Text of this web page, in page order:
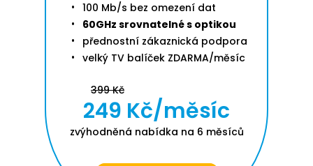
100 Mb/s bez omezení dat
60GHz srovnatelné s optikou
přednostní zákaznická podpora
velký TV balíček ZDARMA/měsíc
399 Kč
249 Kč/měsíc
zvýhodněná nabídka na 6 měsíců